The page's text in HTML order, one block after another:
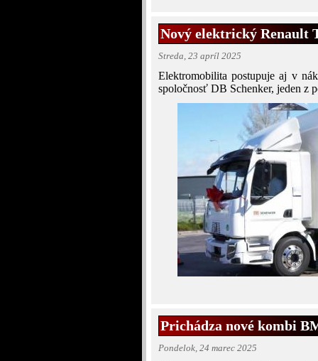
Nový elektrický Renault
Streda, 23 apríl 2025
Elektromobilita postupuje aj v
spoločnosť DB Schenker, jeden z
Prichádza nové kombi
Pondelok, 24 marec 2025